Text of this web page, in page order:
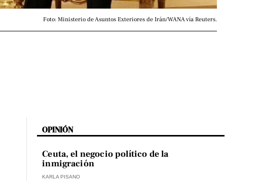
Foto: Ministerio de Asuntos Exteriores de Irán/WANA vía Reuters.
OPINIÓN
Ceuta, el negocio político de la
inmigración
KARLA PISANO